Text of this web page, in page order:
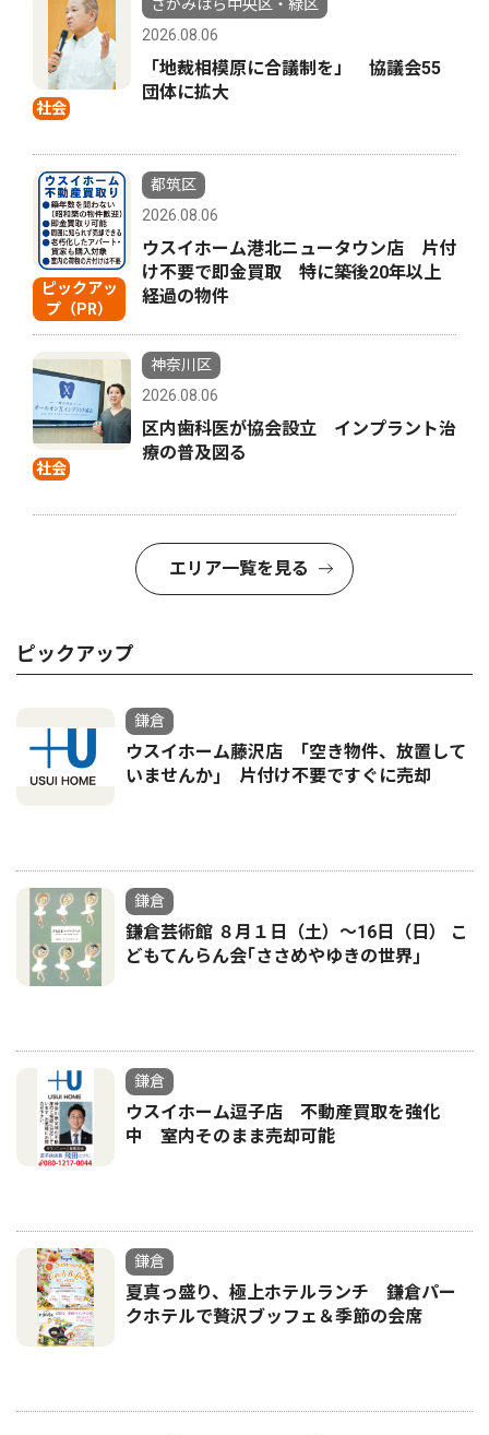
社会
さがみはら中央区・緑区
2026.08.06
「地裁相模原に合議制を」 協議会55
団体に拡大
ピックアッ
プ（PR）
都筑区
2026.08.06
ウスイホーム港北ニュータウン店 片付
け不要で即金買取 特に築後20年以上
経過の物件
社会
神奈川区
2026.08.06
区内歯科医が協会設立 インプラント治
療の普及図る
エリア一覧を見る
ピックアップ
鎌倉
ウスイホーム藤沢店 ｢空き物件、放置して
いませんか｣ 片付け不要ですぐに売却
鎌倉
鎌倉芸術館 ８月１日（土）〜16日（日） こ
どもてんらん会｢ささめやゆきの世界｣
鎌倉
ウスイホーム逗子店 不動産買取を強化
中 室内そのまま売却可能
鎌倉
夏真っ盛り、極上ホテルランチ 鎌倉パー
クホテルで贅沢ブッフェ＆季節の会席